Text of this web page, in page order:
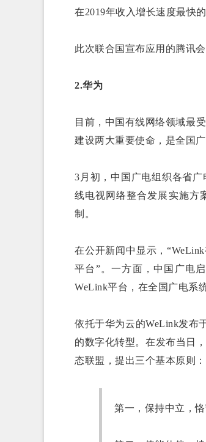
在2019年收入增长速度最快的
此次联合国宣布应用的腾讯
2.华为
目前，中国有线网络领域最
建设两大重要使命，是全国
3月初，中国广电组织各省
线电视网络整合发展实施方
制。
在公开新闻中显示，
平台”。一方面，中国广电
WeLink平台，在全国广电系
依托于华为云的WeLink发布
的数字化转型。在发布当日
态联盟，提出三个基本原则：
第一，保持中立，